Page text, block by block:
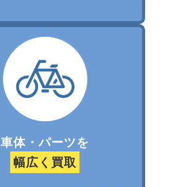
車体・パーツを
幅広く買取